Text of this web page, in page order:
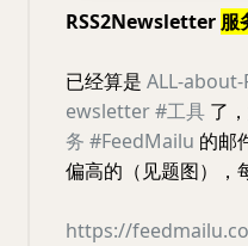
RSS2Newsletter 服
已经算是 ALL-about-
ewsletter#工具 了
务 #FeedMailu 的邮
偏高的（见题图），
https://